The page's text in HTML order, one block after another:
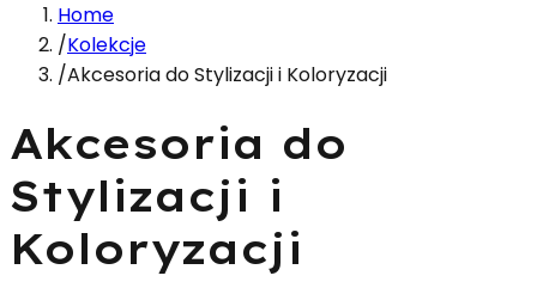
Home
/Kolekcje
/Akcesoria do Stylizacji i Koloryzacji
Akcesoria do
Stylizacji i
Koloryzacji